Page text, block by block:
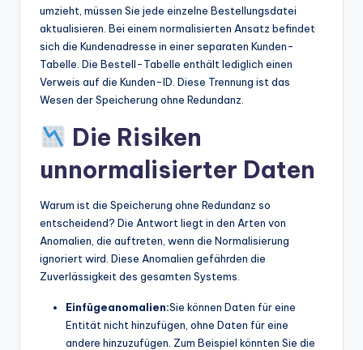
umzieht, müssen Sie jede einzelne Bestellungsdatei
aktualisieren. Bei einem normalisierten Ansatz befindet
sich die Kundenadresse in einer separaten Kunden-
Tabelle. Die Bestell-Tabelle enthält lediglich einen
Verweis auf die Kunden-ID. Diese Trennung ist das
Wesen der Speicherung ohne Redundanz.
Die Risiken
unnormalisierter Daten
Warum ist die Speicherung ohne Redundanz so
entscheidend? Die Antwort liegt in den Arten von
Anomalien, die auftreten, wenn die Normalisierung
ignoriert wird. Diese Anomalien gefährden die
Zuverlässigkeit des gesamten Systems.
Einfügeanomalien:Sie können Daten für eine
Entität nicht hinzufügen, ohne Daten für eine
andere hinzuzufügen. Zum Beispiel könnten Sie die